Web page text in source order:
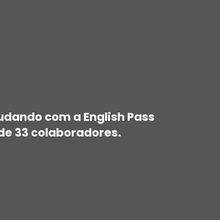
com a English Pass
33 colaboradores.